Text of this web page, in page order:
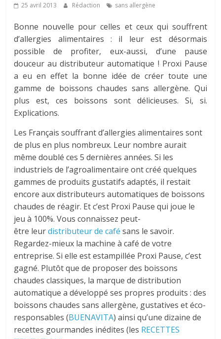
25 avril 2013 Rédaction sans allergène
Bonne nouvelle pour celles et ceux qui souffrent
d’allergies alimentaires : il leur est désormais
possible de profiter, eux-aussi, d’une pause
douceur au distributeur automatique ! Proxi Pause
a eu en effet la bonne idée de créer toute une
gamme de boissons chaudes sans allergène. Qui
plus est, ces boissons sont délicieuses. Si, si.
Explications.
Les Français souffrant d’allergies alimentaires sont
de plus en plus nombreux. Leur nombre aurait
même doublé ces 5 dernières années. Si les
industriels de l’agroalimentaire ont créé quelques
gammes de produits gustatifs adaptés, il restait
encore aux distributeurs automatiques de boissons
chaudes de réagir. Et c’est Proxi Pause qui joue le
jeu à 100%. Vous connaissez peut-
être leurdistributeur de café sans le savoir.
Regardez-mieux la machine à café de votre
entreprise. Si elle est estampillée Proxi Pause, c’est
gagné. Plutôt que de proposer des boissons
chaudes classiques, la marque de distribution
automatique a développé ses propres produits : des
boissons chaudes sans allergène, gustatives et éco-
responsables (BUENAVITA) ainsi qu’une dizaine de
recettes gourmandes inédites (les RECETTES